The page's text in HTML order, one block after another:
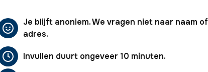
Je blijft anoniem. We vragen niet naar naam of
adres.
Invullen duurt ongeveer 10 minuten.